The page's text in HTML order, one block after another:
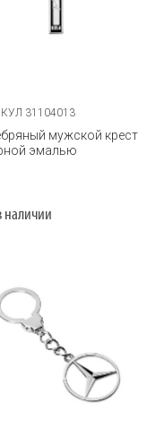
31104013
мужской крест
эмалью
наличии